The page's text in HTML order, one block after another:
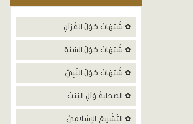
✿ شُبُهَاتٌ حَوْلَ القُرْآنِ
✿ شُبُهَاتٌ حَوْلَ السُنَةِ
✿ شُبُهَاتٌ حَوْلَ النَّبِيِّ
✿ الصحابةُ وَآلِ البَيْتَ
✿ التَّشْرِيعُ الإِسْلَامِيُّ